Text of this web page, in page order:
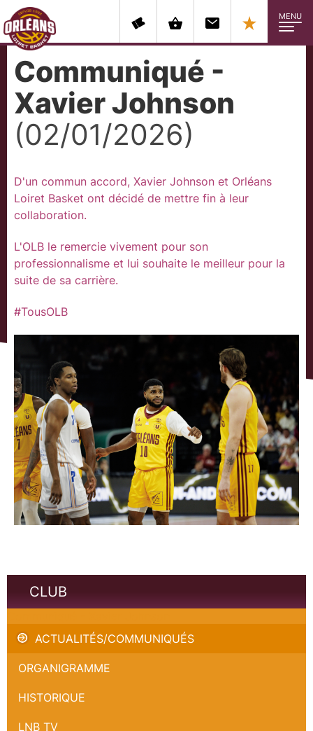
MENU
Communiqué -
Xavier Johnson
(02/01/2026)
D'un commun accord, Xavier Johnson et Orléans
Loiret Basket ont décidé de mettre fin à leur
collaboration.
L'OLB le remercie vivement pour son
professionnalisme et lui souhaite le meilleur pour la
suite de sa carrière.
#TousOLB
CLUB
ACTUALITÉS/COMMUNIQUÉS
ORGANIGRAMME
HISTORIQUE
LNB TV